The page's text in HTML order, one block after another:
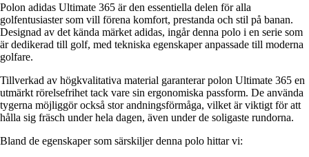
Polon adidas Ultimate 365 är den essentiella delen för alla
golfentusiaster som vill förena komfort, prestanda och stil på banan.
Designad av det kända märket adidas, ingår denna polo i en serie som
är dedikerad till golf, med tekniska egenskaper anpassade till moderna
golfare.
Tillverkad av högkvalitativa material garanterar polon Ultimate 365 en
utmärkt rörelsefrihet tack vare sin ergonomiska passform. De använda
tygerna möjliggör också stor andningsförmåga, vilket är viktigt för att
hålla sig fräsch under hela dagen, även under de soligaste rundorna.
Bland de egenskaper som särskiljer denna polo hittar vi: